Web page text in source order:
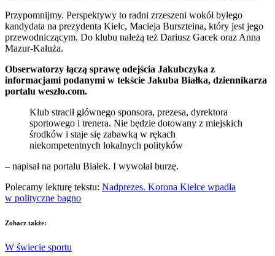
Przypomnijmy. Perspektywy to radni zrzeszeni wokół byłego
kandydata na prezydenta Kielc, Macieja Burszteina, który jest jego
przewodniczącym. Do klubu należą też Dariusz Gacek oraz Anna
Mazur-Kałuża.
Obserwatorzy łączą sprawę odejścia Jakubczyka z
informacjami podanymi w tekście Jakuba Białka, dziennikarza
portalu weszło.com.
Klub stracił głównego sponsora, prezesa, dyrektora
sportowego i trenera. Nie będzie dotowany z miejskich
środków i staje się zabawką w rękach
niekompetentnych lokalnych polityków
– napisał na portalu Białek. I wywołał burzę.
Polecamy lekturę tekstu: Nadprezes. Korona Kielce wpadła
w polityczne bagno
Zobacz także:
W świecie sportu